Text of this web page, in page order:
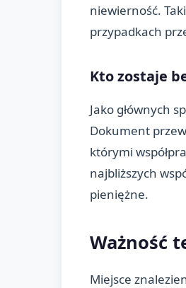
niewierność.
przypadkach
Kto zostaje
Jako głównych
Dokument
którymi
najbliższych
pieniężne.
Ważność
Miejsce